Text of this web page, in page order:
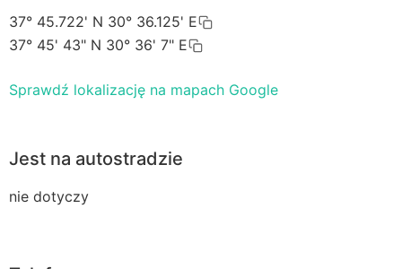
37° 45.722' N 30° 36.125' E
37° 45' 43" N 30° 36' 7" E
Sprawdź lokalizację na mapach Google
Jest na autostradzie
nie dotyczy